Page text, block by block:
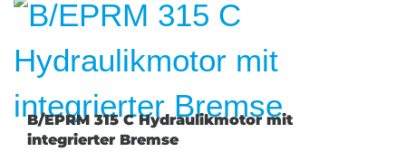
B/EPRM 315 C Hydraulikmotor mit
integrierter Bremse